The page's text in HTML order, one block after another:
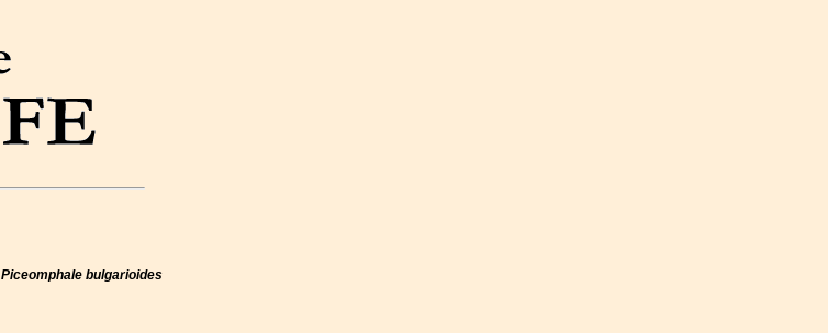
Piceomphale bulgarioides